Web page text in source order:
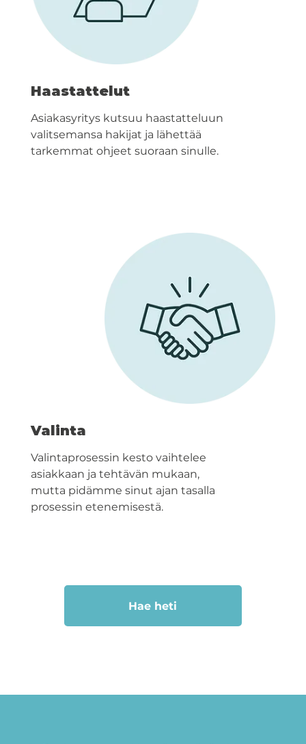
Haastattelut
Asiakasyritys kutsuu haastatteluun
valitsemansa hakijat ja lähettää
tarkemmat ohjeet suoraan sinulle.
Valinta
Valintaprosessin kesto vaihtelee
asiakkaan ja tehtävän mukaan,
mutta pidämme sinut ajan tasalla
prosessin etenemisestä.
Hae heti